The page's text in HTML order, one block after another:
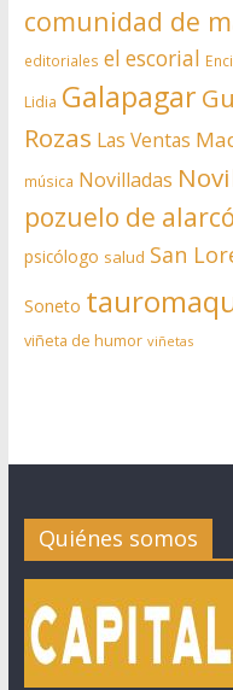
comunidad de
editoriales el escorial
Lidia Galapagar
Rozas Las Ventas
música Novilladas
pozuelo de
psicólogo salud San
Soneto
viñeta de humor viñetas
Quiénes somos